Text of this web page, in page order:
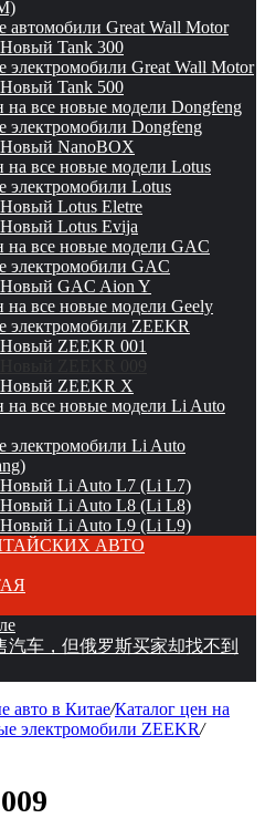
автомобили Great Wall Motor
Новый Tank 300
электромобили Great Wall Motor
Новый Tank 500
на все новые модели Dongfeng
электромобили Dongfeng
Новый NanoBOX
на все новые модели Lotus
электромобили Lotus
Новый Lotus Eletre
Новый Lotus Evija
на все новые модели GAC
электромобили GAC
Новый GAC Aion Y
на все новые модели Geely
электромобили ZEEKR
Новый ZEEKR 001
Новый ZEEKR X
на все новые модели Li Auto
электромобили Li Auto
Новый Li Auto L7 (Li L7)
Новый Li Auto L8 (Li L8)
Новый Li Auto L9 (Li L9)
АВТО
汽车，但俄罗斯买家却找不到
авто в Китае/Каталог цен на
электромобили ZEEKR/